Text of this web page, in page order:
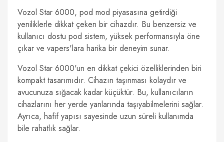
Vozol Star 6000, pod mod piyasasına getirdiği
yeniliklerle dikkat çeken bir cihazdır. Bu benzersiz ve
kullanıcı dostu pod sistem, yüksek performansıyla öne
çıkar ve vapers'lara harika bir deneyim sunar.
Vozol Star 6000'un en dikkat çekici özelliklerinden biri
kompakt tasarımıdır. Cihazın taşınması kolaydır ve
avucunuza sığacak kadar küçüktür. Bu, kullanıcıların
cihazlarını her yerde yanlarında taşıyabilmelerini sağlar.
Ayrıca, hafif yapısı sayesinde uzun süreli kullanımda
bile rahatlık sağlar.